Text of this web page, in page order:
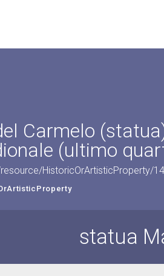
Carmelo
(ultimo
HistoricOrArtisticProperty/
statua